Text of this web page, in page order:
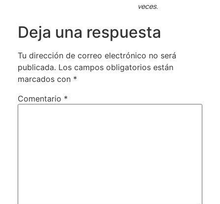
veces.
Deja una respuesta
Tu dirección de correo electrónico no será
publicada. Los campos obligatorios están
marcados con *
Comentario *